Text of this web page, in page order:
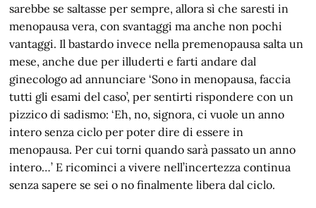
sarebbe se saltasse per sempre, allora sì che saresti in
menopausa vera, con svantaggi ma anche non pochi
vantaggi. Il bastardo invece nella premenopausa salta un
mese, anche due per illuderti e farti andare dal
ginecologo ad annunciare ‘Sono in menopausa, faccia
tutti gli esami del caso’, per sentirti rispondere con un
pizzico di sadismo: ‘Eh, no, signora, ci vuole un anno
intero senza ciclo per poter dire di essere in
menopausa. Per cui torni quando sarà passato un anno
intero…’ E ricominci a vivere nell’incertezza continua
senza sapere se sei o no finalmente libera dal ciclo.